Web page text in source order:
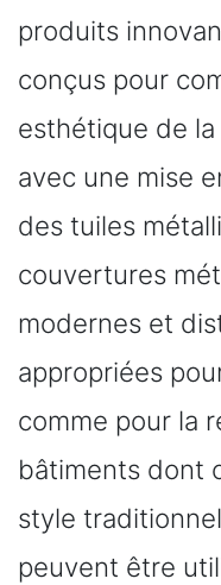
produits
conçus pour
esthétique de
avec une mise
des tuiles
couvertures
modernes et
appropriées
comme pour la
bâtiments dont
style
peuvent être